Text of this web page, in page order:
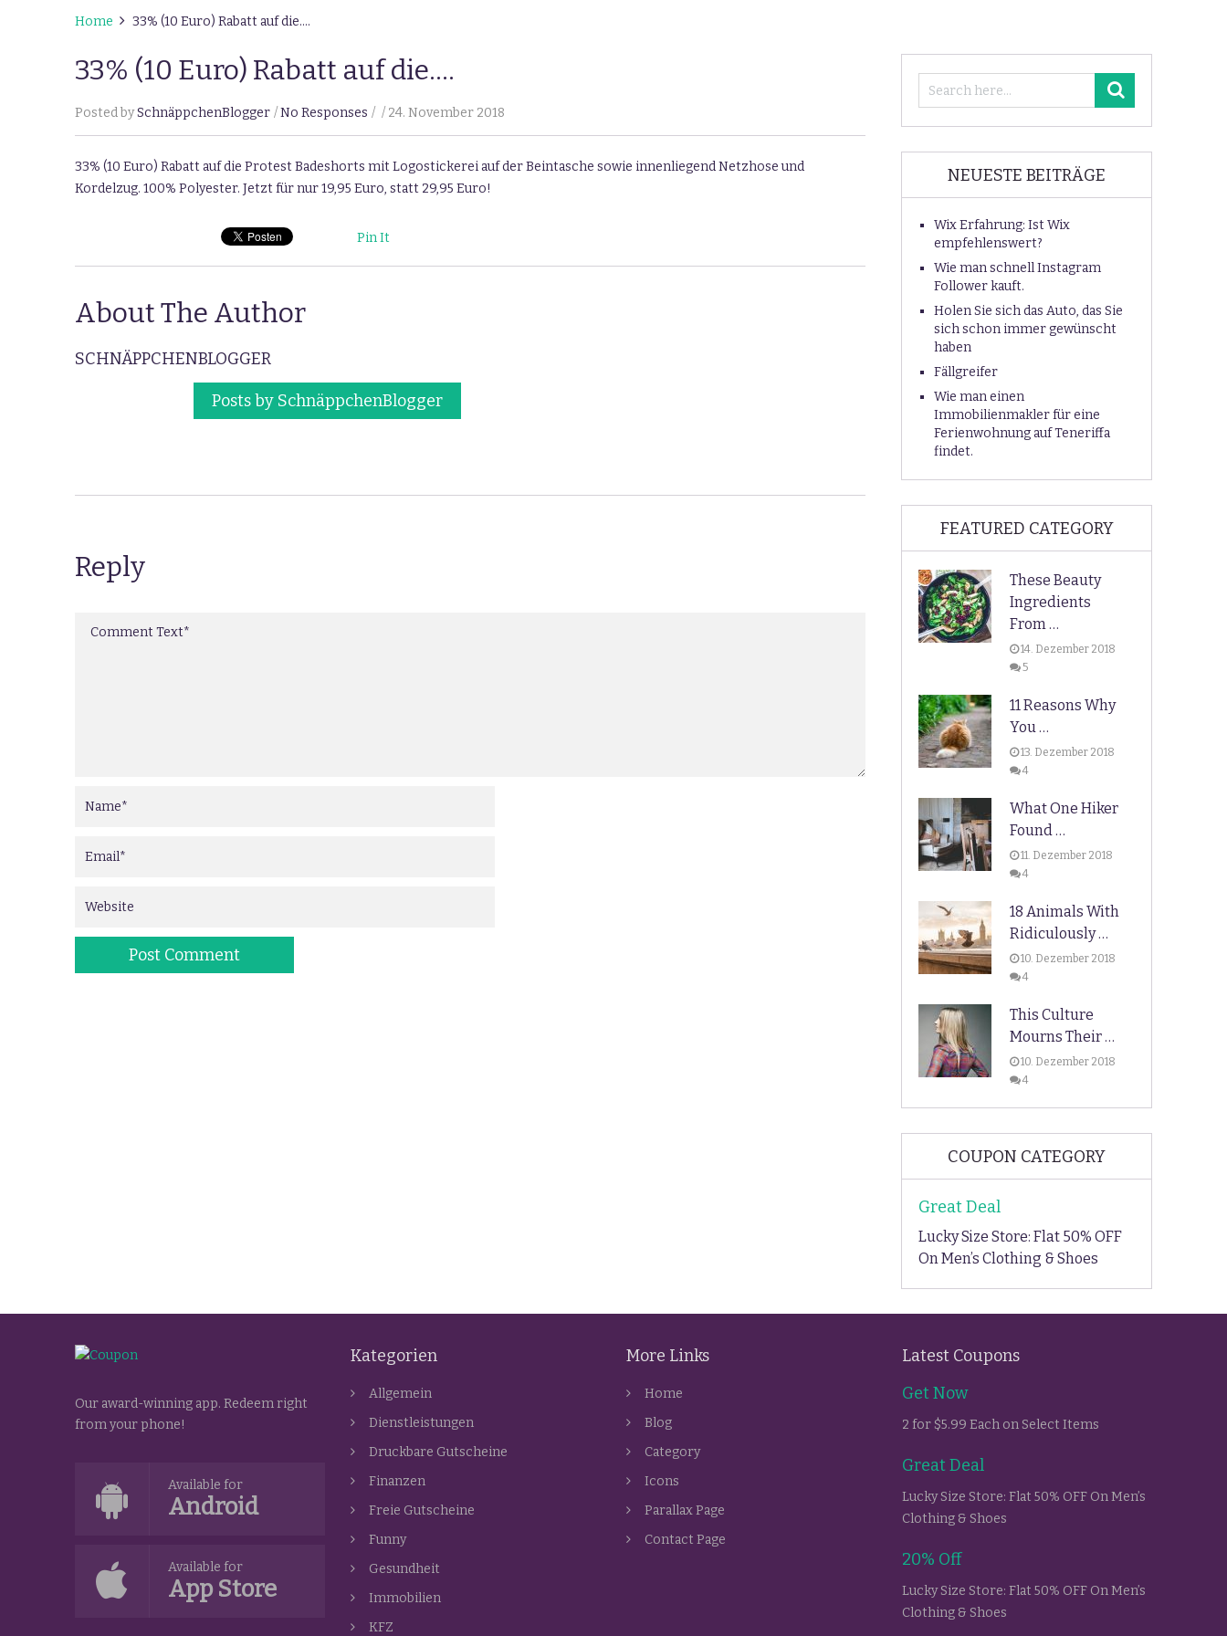
Home 33% (10 Euro) Rabatt auf die….
33% (10 Euro) Rabatt auf die….
Posted bySchnäppchenBlogger No Responses 24. November 2018
33% (10 Euro) Rabatt auf die Protest Badeshorts mit Logostickerei auf der Beintasche sowie innenliegend Netzhose und
Kordelzug. 100% Polyester. Jetzt für nur 19,95 Euro, statt 29,95 Euro!
Pin It
About The Author
SCHNÄPPCHENBLOGGER
Posts by SchnäppchenBlogger
Reply
NEUESTE BEITRÄGE
Wix Erfahrung: Ist Wix
empfehlenswert?
Wie man schnell Instagram
Follower kauft.
Holen Sie sich das Auto, das Sie
sich schon immer gewünscht
haben
Fällgreifer
Wie man einen
Immobilienmakler für eine
Ferienwohnung auf Teneriffa
findet.
FEATURED CATEGORY
These Beauty
Ingredients
From …
14. Dezember 2018
5
11 Reasons Why
You …
13. Dezember 2018
4
What One Hiker
Found …
11. Dezember 2018
4
18 Animals With
Ridiculously …
10. Dezember 2018
4
This Culture
Mourns Their …
10. Dezember 2018
4
COUPON CATEGORY
Great Deal
Lucky Size Store: Flat 50% OFF
On Men’s Clothing & Shoes
Our award-winning app. Redeem right
from your phone!
Available for
Android
Available for
App Store
Kategorien
Allgemein
Dienstleistungen
Druckbare Gutscheine
Finanzen
Freie Gutscheine
Funny
Gesundheit
Immobilien
KFZ
More Links
Home
Blog
Category
Icons
Parallax Page
Contact Page
Latest Coupons
Get Now
2 for $5.99 Each on Select Items
Great Deal
Lucky Size Store: Flat 50% OFF On Men’s
Clothing & Shoes
20% Off
Lucky Size Store: Flat 50% OFF On Men’s
Clothing & Shoes